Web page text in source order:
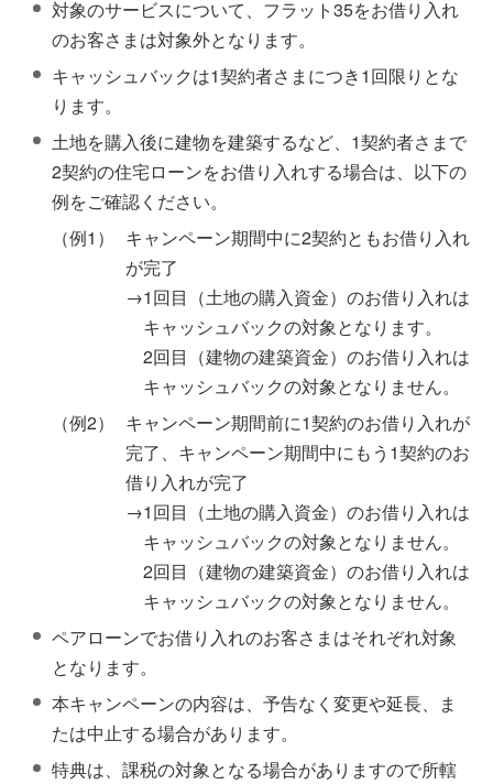
対象のサービスについて、フラット35をお借り入れ
のお客さまは対象外となります。
キャッシュバックは1契約者さまにつき1回限りとな
ります。
土地を購入後に建物を建築するなど、1契約者さまで
2契約の住宅ローンをお借り入れする場合は、以下の
例をご確認ください。
（例1）
キャンペーン期間中に2契約ともお借り入れ
が完了
→1回目（土地の購入資金）のお借り入れは
キャッシュバックの対象となります。
2回目（建物の建築資金）のお借り入れは
キャッシュバックの対象となりません。
（例2）
キャンペーン期間前に1契約のお借り入れが
完了、キャンペーン期間中にもう1契約のお
借り入れが完了
→1回目（土地の購入資金）のお借り入れは
キャッシュバックの対象となりません。
2回目（建物の建築資金）のお借り入れは
キャッシュバックの対象となりません。
ペアローンでお借り入れのお客さまはそれぞれ対象
となります。
本キャンペーンの内容は、予告なく変更や延長、ま
たは中止する場合があります。
特典は、課税の対象となる場合がありますので所轄